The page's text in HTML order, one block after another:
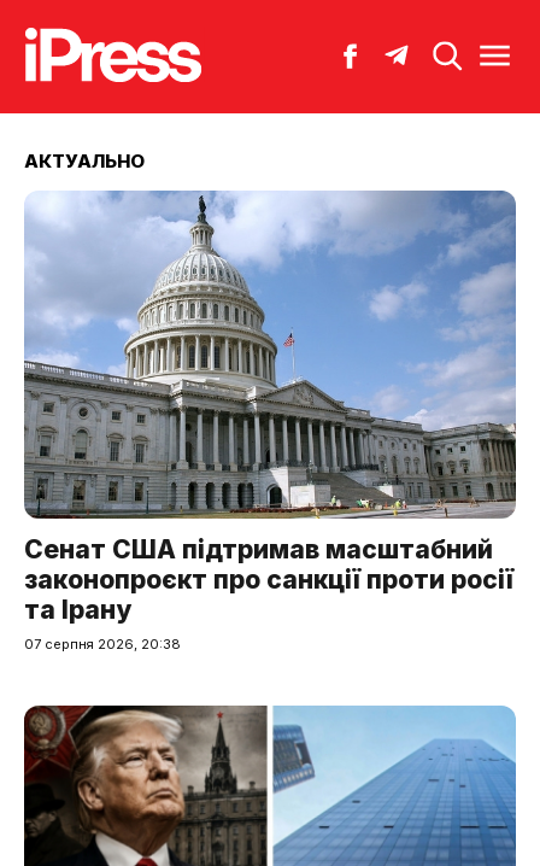
АКТУАЛЬНО
Сенат США підтримав масштабний
законопроєкт про санкції проти росії
та Ірану
07 серпня 2026, 20:38